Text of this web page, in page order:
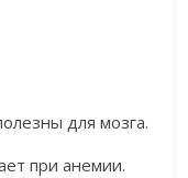
для мозга.
при анемии.